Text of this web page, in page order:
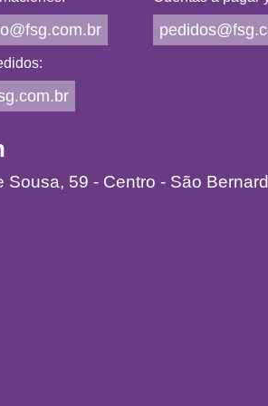
incluyendo todo el territorio
estudiada por Harri Lorenzi)
material. Es el despertar de una
triunfando sobre la materia, del
esclerosis, en las secuelas del ictus
Sousa, 59 - Centro - São